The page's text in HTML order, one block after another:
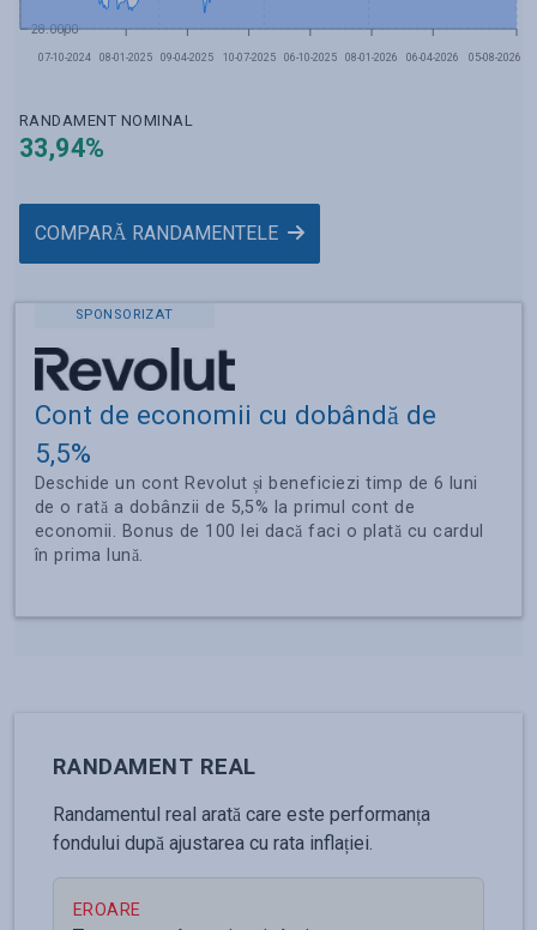
07-10-2024 08-01-2025 09-04-2025 10-07-2025 06-10-2025 08-01-2026 06-04-2026 05-08-2026
28.0000
RANDAMENT NOMINAL
33,94%
COMPARĂ RANDAMENTELE
SPONSORIZAT
Cont de economii cu dobândă de
5,5%
Deschide un cont Revolut și beneficiezi timp de 6 luni
de o rată a dobânzii de 5,5% la primul cont de
economii. Bonus de 100 lei dacă faci o plată cu cardul
în prima lună.
RANDAMENT REAL
Randamentul real arată care este performanța
fondului după ajustarea cu rata inflației.
EROARE